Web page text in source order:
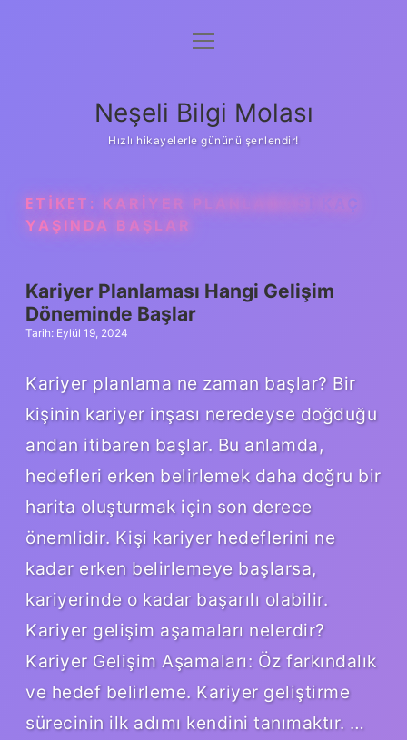
Anasayfa
Yasal Uyarı
menüyü
Neşeli Bilgi Molası
Hızlı hikayelerle gününü şenlendir!
ETIKET: KARIYER PLANLAMASI KAÇ
YAŞINDA BAŞLAR
Kariyer Planlaması Hangi Gelişim
Döneminde Başlar
Tarih: Eylül 19, 2024
Kariyer planlama ne zaman başlar? Bir
kişinin kariyer inşası neredeyse doğduğu
andan itibaren başlar. Bu anlamda,
hedefleri erken belirlemek daha doğru bir
harita oluşturmak için son derece
önemlidir. Kişi kariyer hedeflerini ne
kadar erken belirlemeye başlarsa,
kariyerinde o kadar başarılı olabilir.
Kariyer gelişim aşamaları nelerdir?
Kariyer Gelişim Aşamaları: Öz farkındalık
ve hedef belirleme. Kariyer geliştirme
sürecinin ilk adımı kendini tanımaktır. …